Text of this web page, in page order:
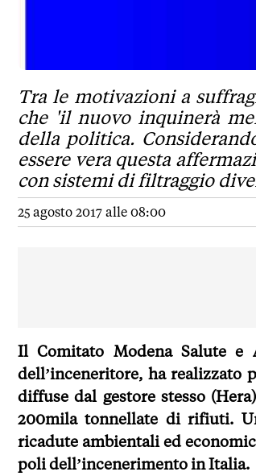
Tra le motivazioni a
che 'il nuovo inquinerà
della politica.
essere vera questa
con sistemi di filtraggio
25 agosto 2017 alle 08:00
Il Comitato Modena Salute e
dell’inceneritore, ha realizzato
diffuse dal gestore stesso
200mila tonnellate di rifiuti.
ricadute ambientali ed
poli dell’incenerimento in Italia.